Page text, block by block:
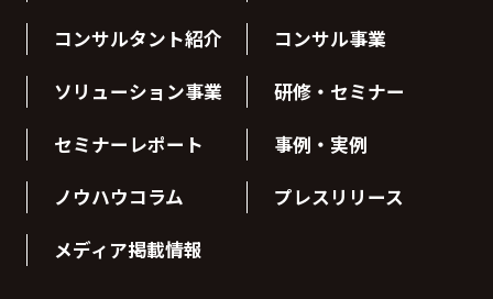
コンサルタント紹介 コンサル事業
ソリューション事業 研修・セミナー
セミナーレポート 事例・実例
ノウハウコラム プレスリリース
メディア掲載情報